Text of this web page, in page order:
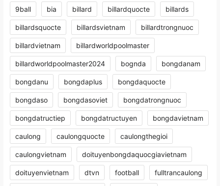
9ball bia billard billardquocte billards
billardsquocte billardsvietnam billardtrongnuoc
billardvietnam billardworldpoolmaster
billardworldpoolmaster2024 bognda bongdanam
bongdanu bongdaplus bongdaquocte
bongdaso bongdasoviet bongdatrongnuoc
bongdatructiep bongdatructuyen bongdavietnam
caulong caulongquocte caulongthegioi
caulongvietnam doituyenbongdaquocgiavietnam
doituyenvietnam dtvn football fulltrancaulong